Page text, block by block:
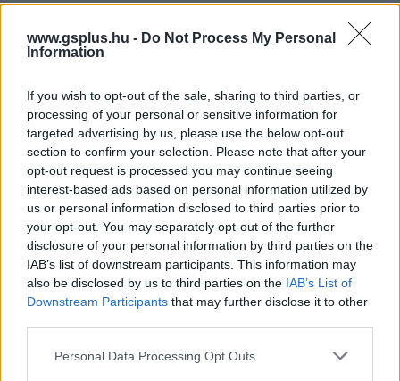
www.gsplus.hu - Do Not Process My Personal
Information
If you wish to opt-out of the sale, sharing to third parties, or
processing of your personal or sensitive information for
targeted advertising by us, please use the below opt-out
section to confirm your selection. Please note that after your
opt-out request is processed you may continue seeing
interest-based ads based on personal information utilized by
us or personal information disclosed to third parties prior to
your opt-out. You may separately opt-out of the further
disclosure of your personal information by third parties on the
IAB’s list of downstream participants. This information may
also be disclosed by us to third parties on the IAB’s List of
Downstream Participants that may further disclose it to other
Please note that this website/app uses one or more Google
Personal Data Processing Opt Outs
És Millar épp ebben nagyon erős, alkotásai
elgondolkodtatnak, ebben az esetben pedig ez több
képet fest arról, mi lehetne jobb az emberiségnek: ha
hagynák szépen, hogy elkövessük a saját hibáinkat és
ezekből tanuljunk, vagy pedig esetleg az, ha levennénk
rólunk a felelősség terhét, cserébe a következményeket
ugyanúgy nekünk kellene viselnünk. Mindezektől
függetlenül pedig ott van az a teljesen hétköznapi
kérdéskör is, hogy milyen nehéz lehet a sikeres szülők
gyerekeinek, hiszen még ha apu és anyu nem is
támasztana emberfeletti elvárásokat, ők maguktól is
érezhetik úgy, hogy soha a büdös életben nem érhetnek
majd az ősök nyomdokaiba.
Beszélgetnél velünk erről a hírről?